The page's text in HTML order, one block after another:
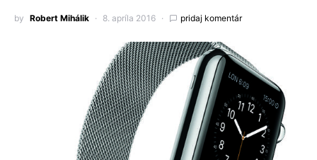
by Robert Mihálik 8. apríla 2016 pridaj komentár